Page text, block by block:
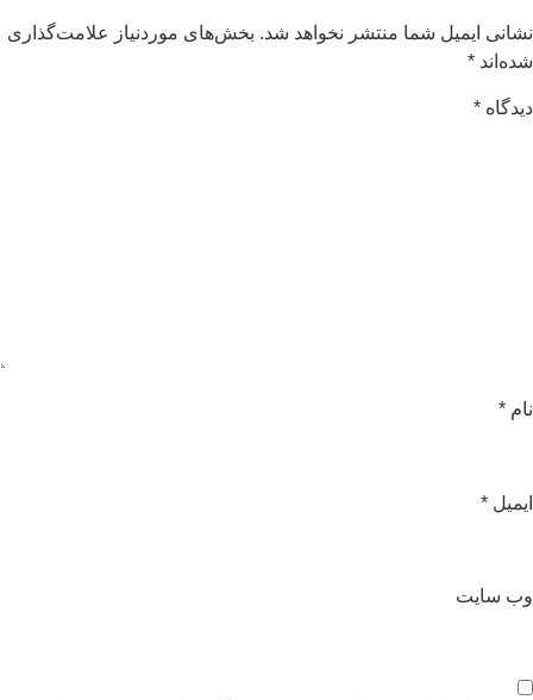
ایمیل شما منتشر نخواهد شد. بخش‌های موردنیاز علامت‌گذاری
*
*
*
*
سایت